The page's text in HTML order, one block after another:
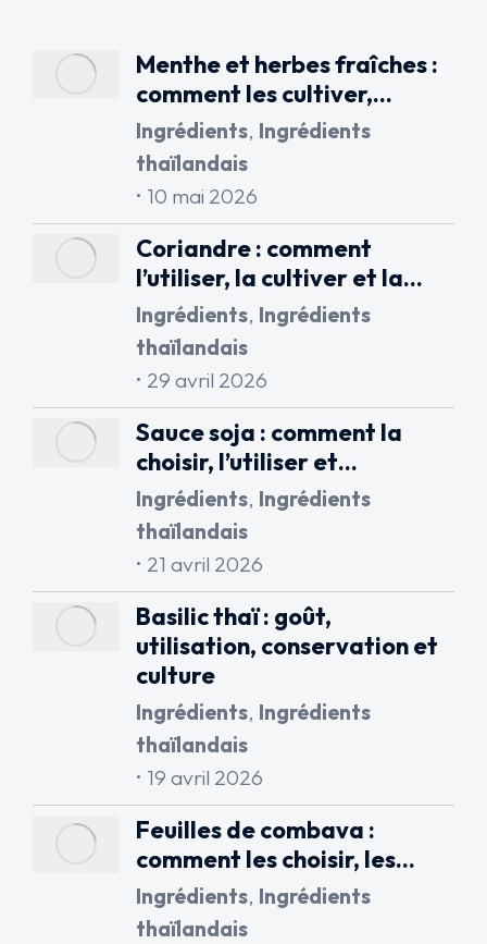
Menthe et herbes fraîches :
comment les cultiver,…
Ingrédients, Ingrédients
thaïlandais
10 mai 2026
Coriandre : comment
l’utiliser, la cultiver et la…
Ingrédients, Ingrédients
thaïlandais
29 avril 2026
Sauce soja : comment la
choisir, l’utiliser et…
Ingrédients, Ingrédients
thaïlandais
21 avril 2026
Basilic thaï : goût,
utilisation, conservation et
culture
Ingrédients, Ingrédients
thaïlandais
19 avril 2026
Feuilles de combava :
comment les choisir, les…
Ingrédients, Ingrédients
thaïlandais